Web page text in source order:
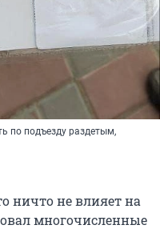
по подъезду раздетым,
ничто не влияет на
многочисленные